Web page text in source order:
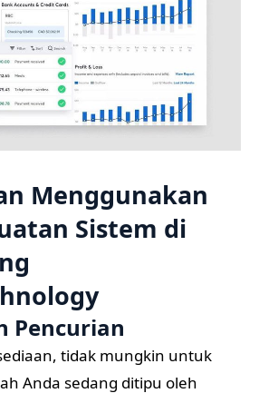
Menggunakan
Sistem di
Pencurian
tidak mungkin untuk
Anda sedang ditipu oleh